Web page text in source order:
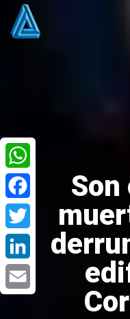
Son
WhatsApp
Facebook
Twitter
LinkedIn